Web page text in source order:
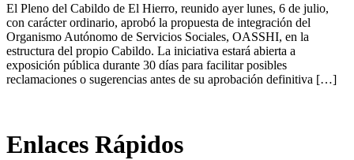
El Pleno del Cabildo de El Hierro, reunido ayer lunes, 6 de julio,
con carácter ordinario, aprobó la propuesta de integración del
Organismo Autónomo de Servicios Sociales, OASSHI, en la
estructura del propio Cabildo. La iniciativa estará abierta a
exposición pública durante 30 días para facilitar posibles
reclamaciones o sugerencias antes de su aprobación definitiva […]
Enlaces Rápidos